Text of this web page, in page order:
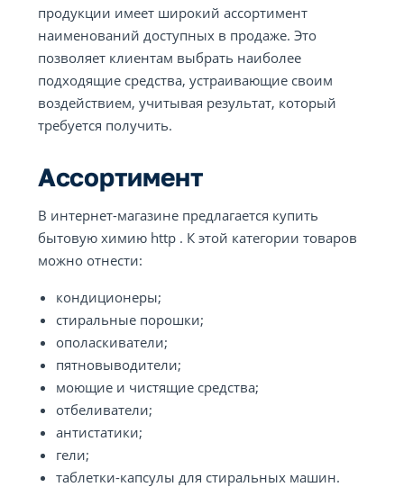
продукции имеет широкий ассортимент
наименований доступных в продаже. Это
позволяет клиентам выбрать наиболее
подходящие средства, устраивающие своим
воздействием, учитывая результат, который
требуется получить.
Ассортимент
В интернет-магазине предлагается купить
бытовую химию http . К этой категории товаров
можно отнести:
кондиционеры;
стиральные порошки;
ополаскиватели;
пятновыводители;
моющие и чистящие средства;
отбеливатели;
антистатики;
гели;
таблетки-капсулы для стиральных машин.